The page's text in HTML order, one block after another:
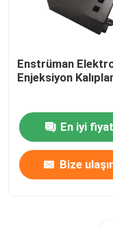
Enstrüman
Enjeksiyon
En iyi fiyat
Bize